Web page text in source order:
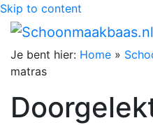
Skip to content
Je bent hier: Home »
matras